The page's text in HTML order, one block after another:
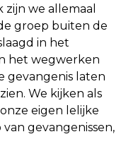
we allemaal
groep buiten de
in het
het wegwerken
gevangenis laten
We kijken als
eigen lelijke
gevangenissen,